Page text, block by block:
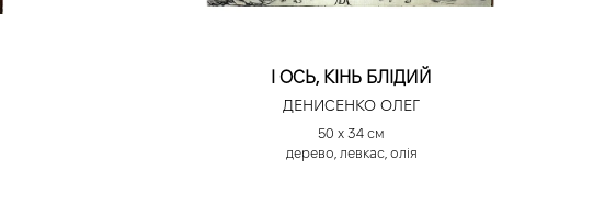
І ОСЬ, КІНЬ БЛІДИЙ
ДЕНИСЕНКО ОЛЕГ
50 х 34 см
дерево, левкас, олія